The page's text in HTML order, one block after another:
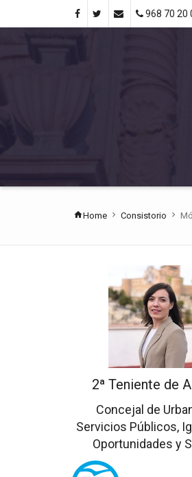
968 70 20
Home Consistorio
2ª Teniente de
Concejal de
Servicios Públicos,
Oportunidades y